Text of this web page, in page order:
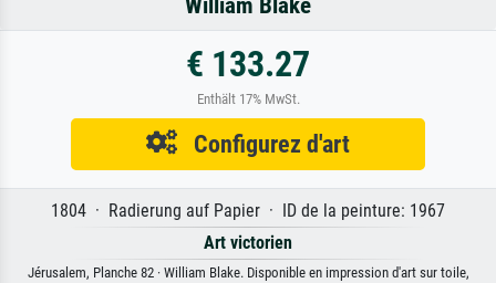
William Blake
€ 133.27
Enthält 17% MwSt.
Configurez d'art
1804 · Radierung auf Papier · ID de la peinture: 1967
Art victorien
Jérusalem, Planche 82 · William Blake. Disponible en impression d'art sur toile,